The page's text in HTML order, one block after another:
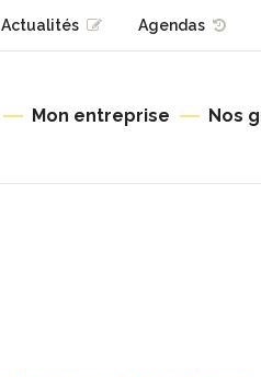
Actualités Agendas
Mon entreprise Nos